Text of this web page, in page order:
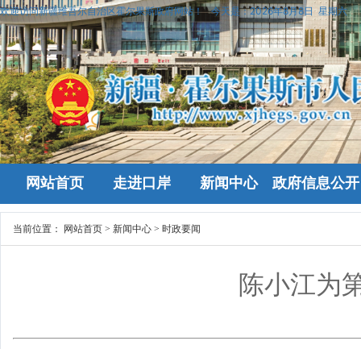
欢迎访问新疆维吾尔自治区霍尔果斯政府网站！ 今天是：2026年8月8日 星期六
网站首页 走进口岸 新闻中心 政府信息公开
当前位置： 网站首页 > 新闻中心 > 时政要闻
陈小江为